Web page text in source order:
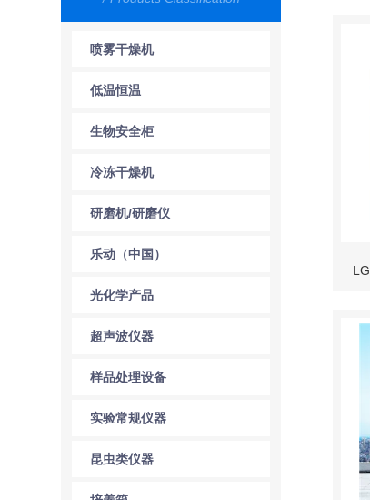
喷雾干燥机
低温恒温
生物安全柜
冷冻干燥机
研磨机/研磨仪
乐动（中国）
光化学产品
超声波仪器
样品处理设备
实验常规仪器
昆虫类仪器